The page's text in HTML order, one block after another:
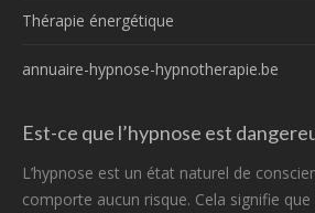
Thérapie énergétique
annuaire-hypnose-hypnotherapie.be
Est-ce que l’hypnose est
L’hypnose est un état naturel de
comporte aucun risque. Cela signifie